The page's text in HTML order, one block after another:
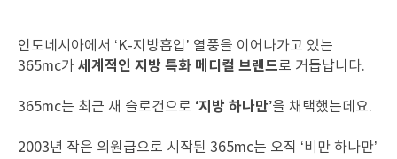
인도네시아에서 ‘K-지방흡입’ 열풍을 이어나가고 있는
365mc가 세계적인 지방 특화 메디컬 브랜드로 거듭납니다.
365mc는 최근 새 슬로건으로 ‘지방 하나만’을 채택했는데요.
2003년 작은 의원급으로 시작된 365mc는 오직 ‘비만 하나만’